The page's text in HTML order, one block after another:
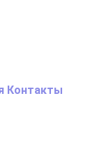
Контакты